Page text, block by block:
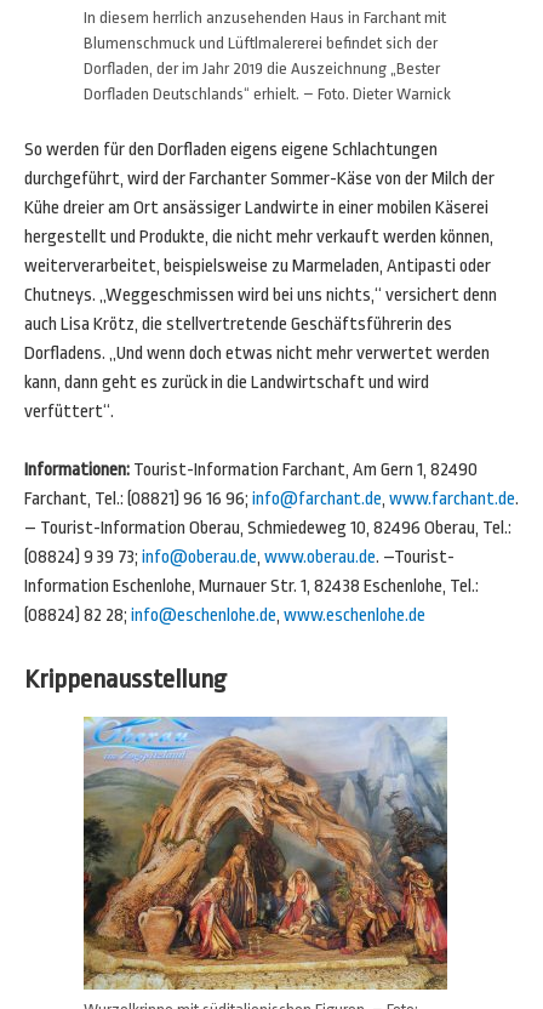
In diesem herrlich anzusehenden Haus in Farchant mit
Blumenschmuck und Lüftlmalererei befindet sich der
Dorfladen, der im Jahr 2019 die Auszeichnung „Bester
Dorfladen Deutschlands“ erhielt. – Foto. Dieter Warnick
So werden für den Dorfladen eigens eigene Schlachtungen
durchgeführt, wird der Farchanter Sommer-Käse von der Milch der
Kühe dreier am Ort ansässiger Landwirte in einer mobilen Käserei
hergestellt und Produkte, die nicht mehr verkauft werden können,
weiterverarbeitet, beispielsweise zu Marmeladen, Antipasti oder
Chutneys. „Weggeschmissen wird bei uns nichts,“ versichert denn
auch Lisa Krötz, die stellvertretende Geschäftsführerin des
Dorfladens. „Und wenn doch etwas nicht mehr verwertet werden
kann, dann geht es zurück in die Landwirtschaft und wird
verfüttert“.
Informationen: Tourist-Information Farchant, Am Gern 1, 82490
Farchant, Tel.: (08821) 96 16 96; info@farchant.de, www.farchant.de.
– Tourist-Information Oberau, Schmiedeweg 10, 82496 Oberau, Tel.:
(08824) 9 39 73; info@oberau.de, www.oberau.de. –Tourist-
Information Eschenlohe, Murnauer Str. 1, 82438 Eschenlohe, Tel.:
(08824) 82 28; info@eschenlohe.de, www.eschenlohe.de
Krippenausstellung